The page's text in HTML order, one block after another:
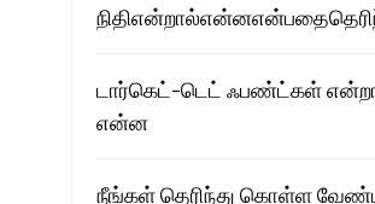
டார்கெட்-டெட் ஃபண்ட்கள்
என்ன
நீங்கள் தெரிந்து கொள்ள